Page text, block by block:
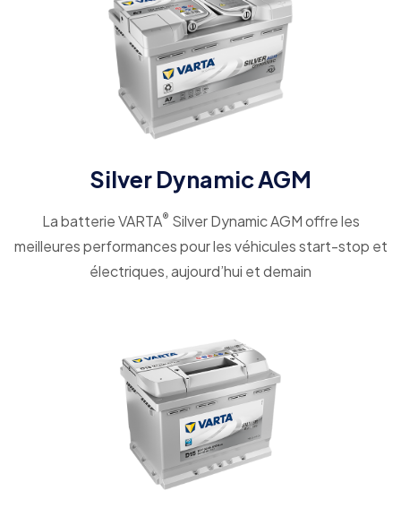
Silver Dynamic AGM
La batterie VARTA® Silver Dynamic AGM offre les
meilleures performances pour les véhicules start-stop et
électriques, aujourd’hui et demain